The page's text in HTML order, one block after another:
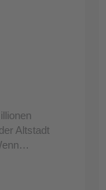
Altstadt